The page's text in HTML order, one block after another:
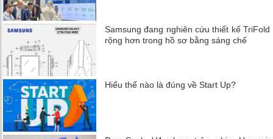
Samsung đang nghiên cứu thiết kế TriFold
rộng hơn trong hồ sơ bằng sáng chế
Hiểu thể nào là đúng về Start Up?